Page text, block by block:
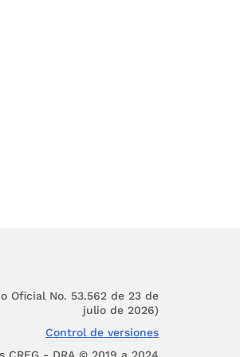
Oficial No. 53.562 de 23 de
julio de 2026)
Control de versiones